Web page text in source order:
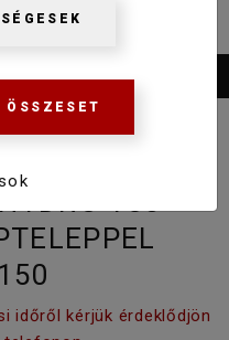
időről kérjük érdeklődjön
ÖSSZESET